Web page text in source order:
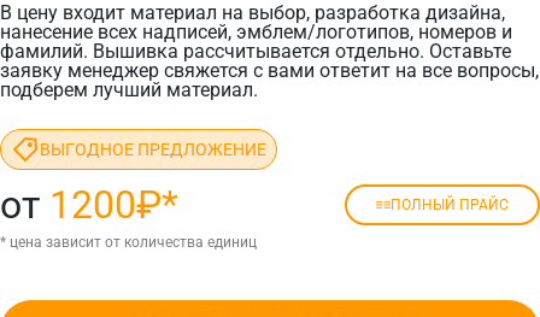
В цену входит материал на выбор, разработка дизайна,
нанесение всех надписей, эмблем/логотипов, номеров и
фамилий. Вышивка рассчитывается отдельно. Оставьте
заявку менеджер свяжется с вами ответит на все вопросы,
подберем лучший материал.
ВЫГОДНОЕ ПРЕДЛОЖЕНИЕ
от 1200₽* ПОЛНЫЙ ПРАЙС
* цена зависит от количества единиц